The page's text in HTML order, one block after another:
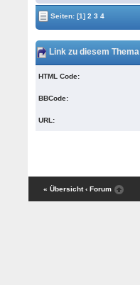
Seiten:[1] 2 3 4
Link zu diesem Thema
HTML Code:
BBCode:
URL:
« Übersicht ‹ Forum